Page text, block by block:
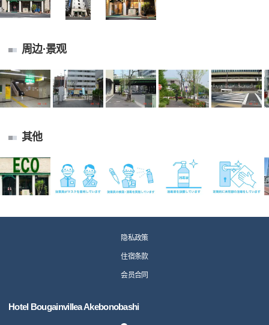
周边·景观
其他
隐私政策
住宿条款
会员合同
Hotel Bougainvillea Akebonobashi